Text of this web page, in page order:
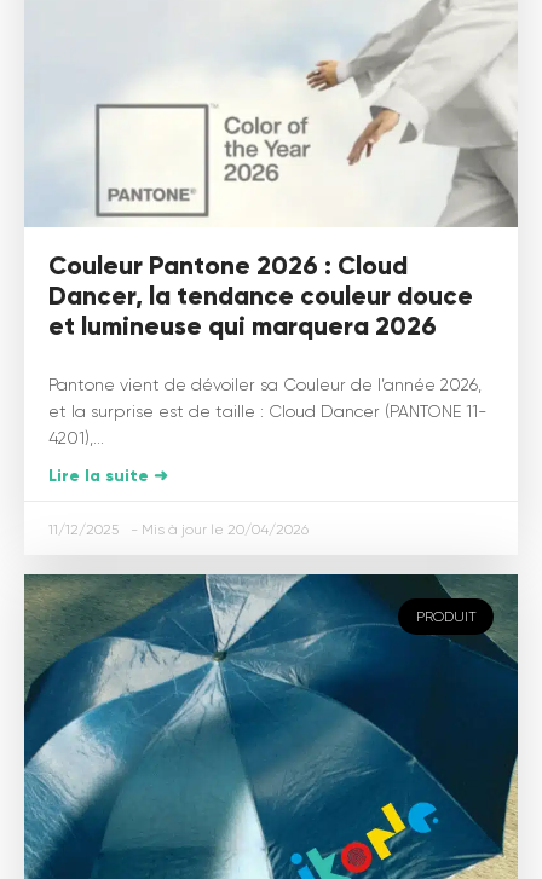
Couleur Pantone 2026 : Cloud
Dancer, la tendance couleur douce
et lumineuse qui marquera 2026
Pantone vient de dévoiler sa Couleur de l’année 2026,
et la surprise est de taille : Cloud Dancer (PANTONE 11-
4201),...
Lire la suite ➜
11/12/2025 20/04/2026
PRODUIT